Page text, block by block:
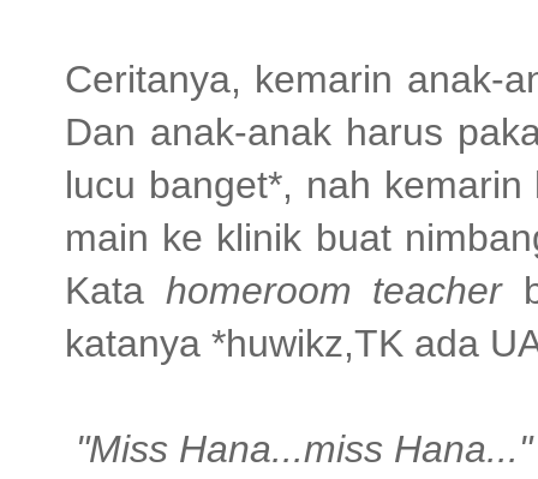
Ceritanya, kemarin anak-
Dan anak-anak harus
lucu banget*, nah
main ke klinik buat
Kata homeroom teacher
katanya *huwikz,TK ada
"Miss Hana...miss Hana..."